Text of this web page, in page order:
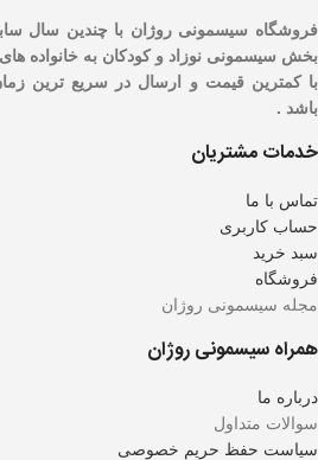
فروشگاه سیسمونی روژان با چندین سال
بخش سیسمونی نوزاد و کودکان به خانواده های
با کمترین قیمت و ارسال در سریع ترین
باشد .
خدمات مشتریان
تماس با ما
حساب کاربری
سبد خرید
فروشگاه
مجله سیسمونی روژان
همراه سیسمونی روژان
درباره ما
سوالات متداول
سیاست حفظ حریم خصوصی